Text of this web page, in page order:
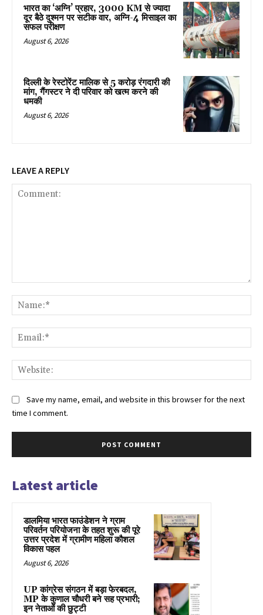
भारत का ‘अग्नि’ प्रहार, 3000 KM से ज्यादा
दूर बैठे दुश्मन पर सटीक वार, अग्नि-4 मिसाइल का
सफल परीक्षण
August 6, 2026
दिल्ली के रेस्टोरेंट मालिक से 5 करोड़ रंगदारी की
मांग, गैंगस्टर ने दी परिवार को खत्म करने की
धमकी
August 6, 2026
LEAVE A REPLY
Save my name, email, and website in this browser for the next
time I comment.
Latest article
डालमिया भारत फाउंडेशन ने ग्राम
परिवर्तन परियोजना के तहत शुरू की पूरे
उत्तर प्रदेश में ग्रामीण महिला कौशल
विकास पहल
August 6, 2026
UP कांग्रेस संगठन में बड़ा फेरबदल,
MP के कुणाल चौधरी बने सह प्रभारी;
इन नेताओं की छुट्टी